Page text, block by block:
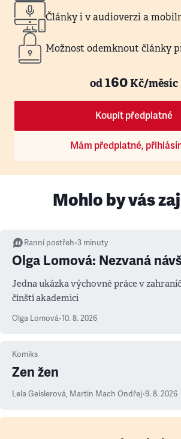
Články i v audioverzi a
Možnost odemknout články
od160Kč/měsíc
Koupit předplatné
Mám předplatné,
Mohlo by vás
Ranní postřeh•3 minuty
Olga Lomová: Nezvaná
Jedna ukázka výchovné práce v
čínští akademici
Olga Lomová•10. 8. 2026
Komiks
Zen žen
Lela Geislerová, Martin Mach Ondřej•9. 8. 2026